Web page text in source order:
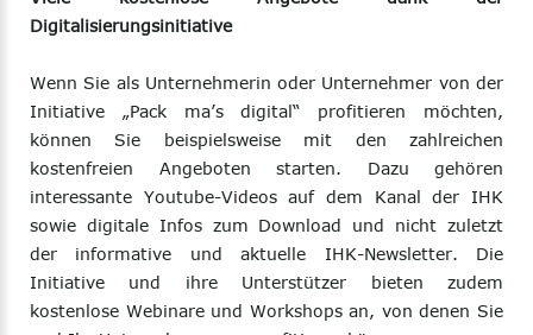
Digitalisierungsinitiative
Wenn Sie als Unternehmerin oder Unternehmer von der
Initiative „Pack ma’s digital“ profitieren möchten,
können Sie beispielsweise mit den zahlreichen
kostenfreien Angeboten starten. Dazu gehören
interessante Youtube-Videos auf dem Kanal der IHK
sowie digitale Infos zum Download und nicht zuletzt
der informative und aktuelle IHK-Newsletter. Die
Initiative und ihre Unterstützer bieten zudem
kostenlose Webinare und Workshops an, von denen Sie